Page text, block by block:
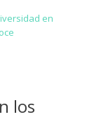
en
los